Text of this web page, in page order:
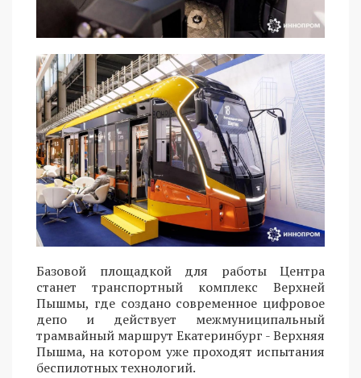
Базовой площадкой для работы Центра
станет транспортный комплекс Верхней
Пышмы, где создано современное цифровое
депо и действует межмуниципальный
трамвайный маршрут Екатеринбург - Верхняя
Пышма, на котором уже проходят испытания
беспилотных технологий.